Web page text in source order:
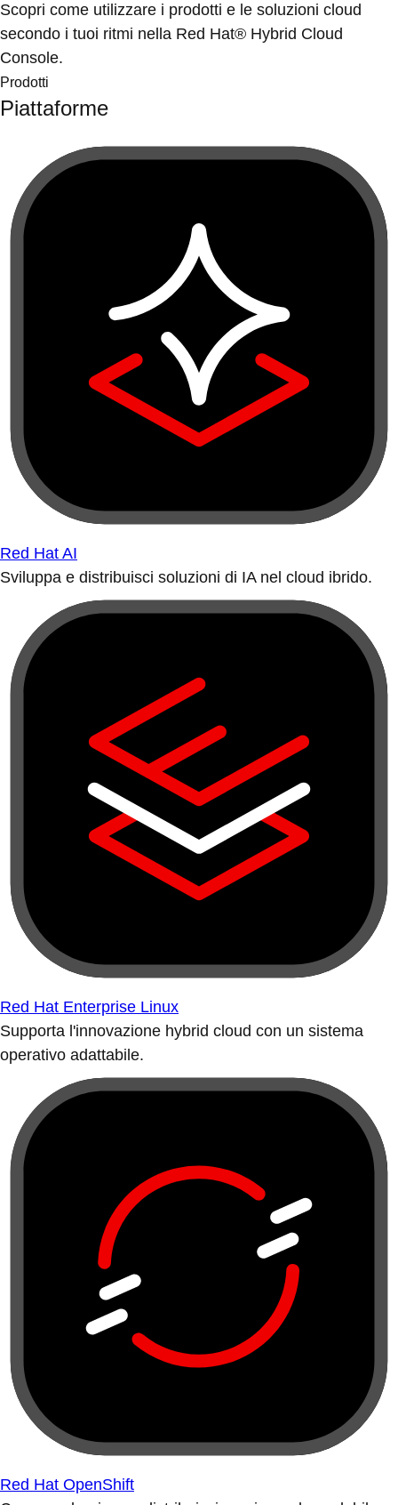
Scopri come utilizzare i prodotti e le soluzioni cloud
secondo i tuoi ritmi nella Red Hat® Hybrid Cloud
Console.
Prodotti
Piattaforme
Red Hat AI
Sviluppa e distribuisci soluzioni di IA nel cloud ibrido.
Red Hat Enterprise Linux
Supporta l'innovazione hybrid cloud con un sistema
operativo adattabile.
Red Hat OpenShift